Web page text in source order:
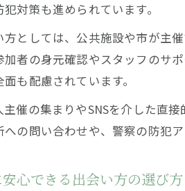
対策も進められています。
方としては、公共施設や市が主
加者の身元確認やスタッフのサ
も配慮されています。
主催の集まりやSNSを介した直
への問い合わせや、警察の防犯
心できる出会い方の選び方